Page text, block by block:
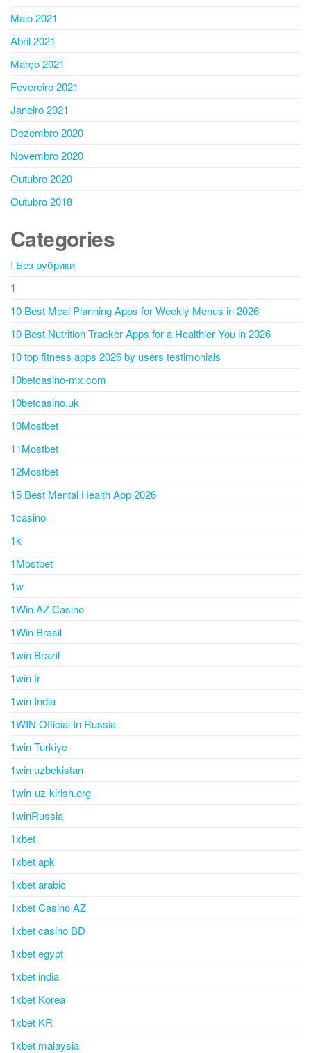
Maio 2021
Abril 2021
Março 2021
Fevereiro 2021
Janeiro 2021
Dezembro 2020
Novembro 2020
Outubro 2020
Outubro 2018
Categories
! Без рубрики
1
10 Best Meal Planning Apps for Weekly Menus in 2026
10 Best Nutrition Tracker Apps for a Healthier You in 2026
10 top fitness apps 2026 by users testimonials
10betcasino-mx.com
10betcasino.uk
10Mostbet
11Mostbet
12Mostbet
15 Best Mental Health App 2026
1casino
1k
1Mostbet
1w
1Win AZ Casino
1Win Brasil
1win Brazil
1win fr
1win India
1WIN Official In Russia
1win Turkiye
1win uzbekistan
1win-uz-kirish.org
1winRussia
1xbet
1xbet apk
1xbet arabic
1xbet Casino AZ
1xbet casino BD
1xbet egypt
1xbet india
1xbet Korea
1xbet KR
1xbet malaysia